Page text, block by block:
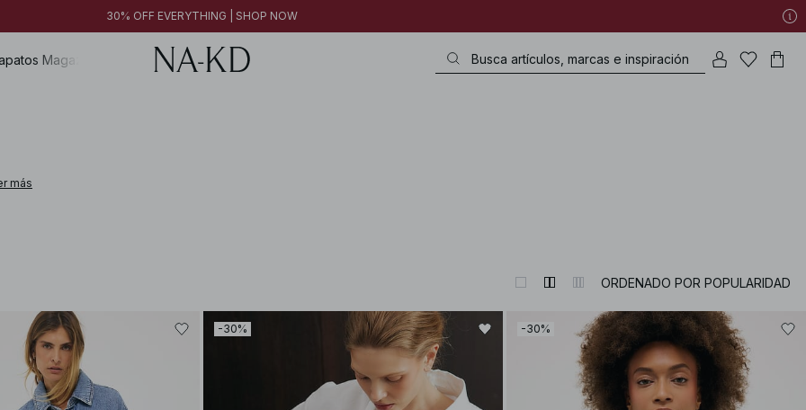
30% OFF EVERYTHING | SHOP NOW
Magazine
más
ORDENADO POR POPULARIDAD
-30% -30%